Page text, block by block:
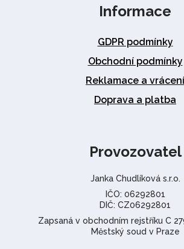
Informace
GDPR podmínky
Obchodní podmínky
Reklamace a vrácení
Doprava a platba
Provozovatel
Janka Chudlíková s.r.o.
IČO: 06292801
DIČ: CZ06292801
Zapsaná v obchodním rejstříku C
Městský soud v Praze